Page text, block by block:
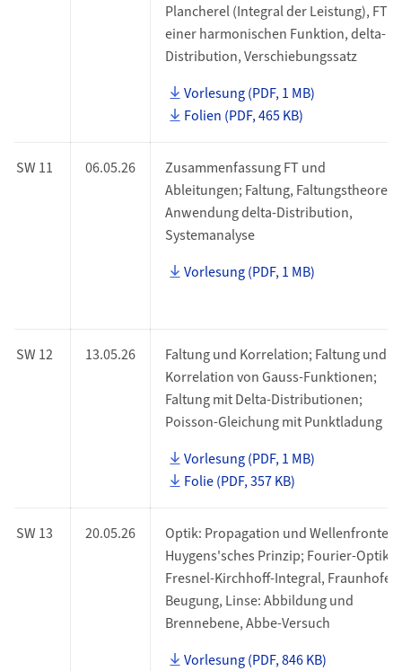
Plancherel (Integral der Leistung), FT
einer harmonischen Funktion, delta-
Distribution, Verschiebungssatz
Vorlesung (PDF, 1 MB)
Folien (PDF, 465 KB)
SW 11 06.05.26
Zusammenfassung FT und
Ableitungen; Faltung, Faltungstheorem,
Anwendung delta-Distribution,
Systemanalyse
Vorlesung (PDF, 1 MB)
SW 12 13.05.26
Faltung und Korrelation; Faltung und
Korrelation von Gauss-Funktionen;
Faltung mit Delta-Distributionen;
Poisson-Gleichung mit Punktladung
Vorlesung (PDF, 1 MB)
Folie (PDF, 357 KB)
SW 13 20.05.26
Optik: Propagation und Wellenfronten,
Huygens'sches Prinzip; Fourier-Optik:
Fresnel-Kirchhoff-Integral, Fraunhofer-
Beugung, Linse: Abbildung und
Brennebene, Abbe-Versuch
Vorlesung (PDF, 846 KB)